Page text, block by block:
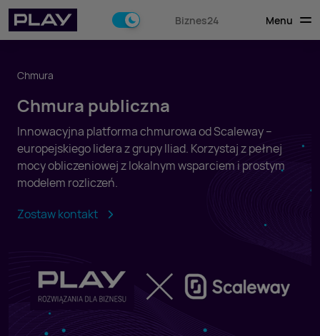
Biznes24 Menu
Chmura
Chmura publiczna
Innowacyjna platforma chmurowa od Scaleway –
europejskiego lidera z grupy Iliad. Korzystaj z pełnej
mocy obliczeniowej z lokalnym wsparciem i prostym
modelem rozliczeń.
Zostaw kontakt